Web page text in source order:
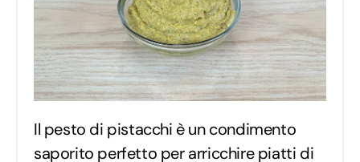
Il pesto di pistacchi è un condimento
saporito perfetto per arricchire piatti di